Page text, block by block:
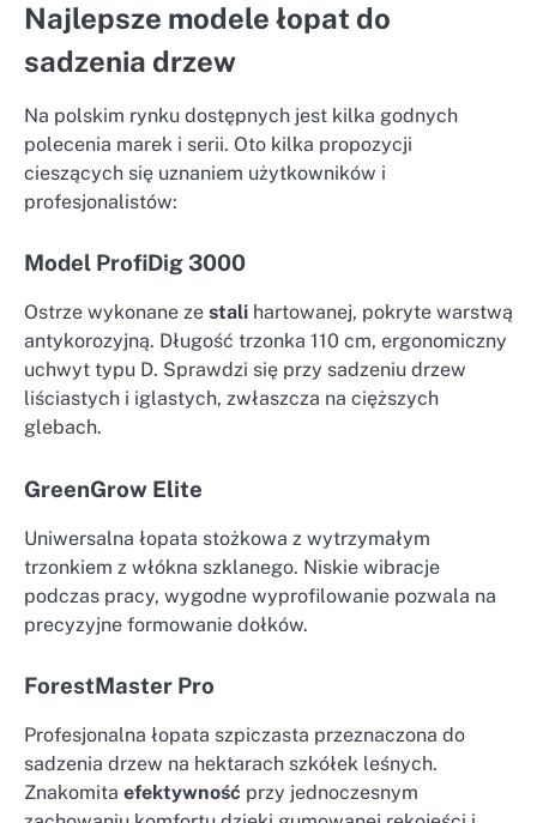
Najlepsze modele łopat do
sadzenia drzew
Na polskim rynku dostępnych jest kilka godnych
polecenia marek i serii. Oto kilka propozycji
cieszących się uznaniem użytkowników i
profesjonalistów:
Model ProfiDig 3000
Ostrze wykonane ze stali hartowanej, pokryte warstwą
antykorozyjną. Długość trzonka 110 cm, ergonomiczny
uchwyt typu D. Sprawdzi się przy sadzeniu drzew
liściastych i iglastych, zwłaszcza na cięższych
glebach.
GreenGrow Elite
Uniwersalna łopata stożkowa z wytrzymałym
trzonkiem z włókna szklanego. Niskie wibracje
podczas pracy, wygodne wyprofilowanie pozwala na
precyzyjne formowanie dołków.
ForestMaster Pro
Profesjonalna łopata szpiczasta przeznaczona do
sadzenia drzew na hektarach szkółek leśnych.
Znakomita efektywność przy jednoczesnym